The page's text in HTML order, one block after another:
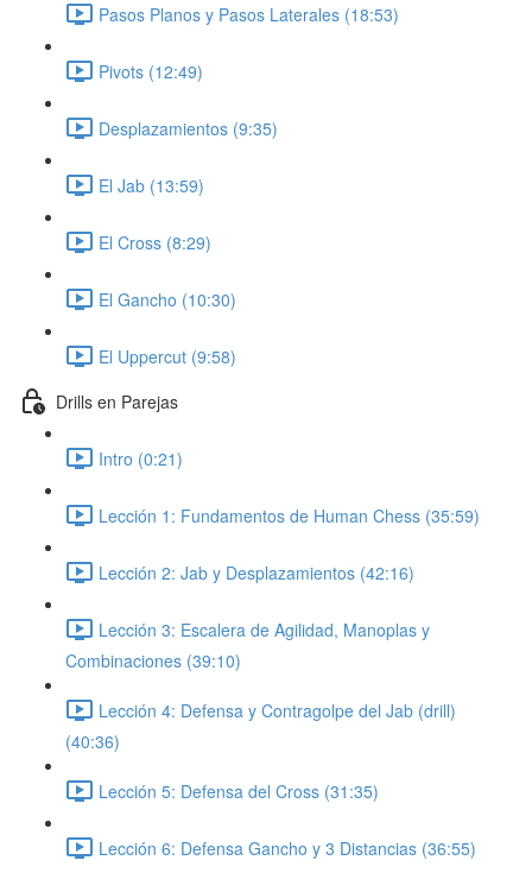
Pasos Planos y Pasos Laterales (18:53)
Pivots (12:49)
Desplazamientos (9:35)
El Jab (13:59)
El Cross (8:29)
El Gancho (10:30)
El Uppercut (9:58)
Drills en Parejas
Intro (0:21)
Lección 1: Fundamentos de Human Chess (35:59)
Lección 2: Jab y Desplazamientos (42:16)
Lección 3: Escalera de Agilidad, Manoplas y
Combinaciones (39:10)
Lección 4: Defensa y Contragolpe del Jab (drill)
(40:36)
Lección 5: Defensa del Cross (31:35)
Lección 6: Defensa Gancho y 3 Distancias (36:55)